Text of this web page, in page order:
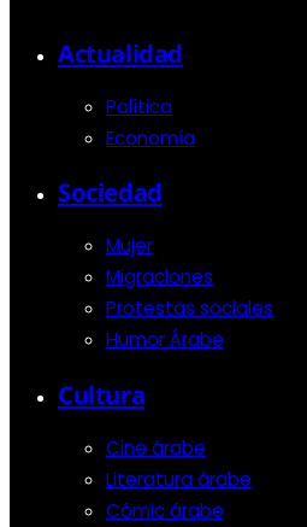
Actualidad
Política
Economía
Sociedad
Mujer
Migraciones
Protestas sociales
Humor Árabe
Cultura
Cine árabe
Literatura árabe
Cómic árabe